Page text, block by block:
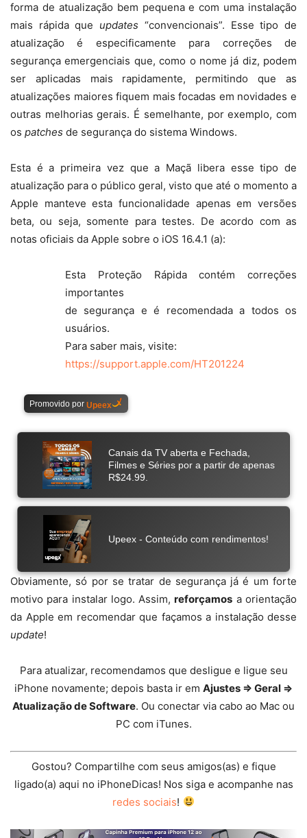
forma de atualização bem pequena e com uma instalação
mais rápida que updates “convencionais”. Esse tipo de
atualização é especificamente para correções de
segurança emergenciais que, como o nome já diz, podem
ser aplicadas mais rapidamente, permitindo que as
atualizações maiores fiquem mais focadas em novidades e
outras melhorias gerais. É semelhante, por exemplo, com
os patches de segurança do sistema Windows.
Esta é a primeira vez que a Maçã libera esse tipo de
atualização para o público geral, visto que até o momento a
Apple manteve esta funcionalidade apenas em versões
beta, ou seja, somente para testes. De acordo com as
notas oficiais da Apple sobre o iOS 16.4.1 (a):
Esta Proteção Rápida contém correções
importantes
de segurança e é recomendada a todos os
usuários.
Para saber mais, visite:
https://support.apple.com/HT201224
Obviamente, só por se tratar de segurança já é um forte
motivo para instalar logo. Assim,reforçamos a orientação
da Apple em recomendar que façamos a instalação desse
update!
Para atualizar, recomendamos que desligue e ligue seu
iPhone novamente; depois basta ir em Ajustes ⇒ Geral ⇒
Atualização de Software. Ou conectar via cabo ao Mac ou
PC com iTunes.
Gostou? Compartilhe com seus amigos(as) e fique
ligado(a) aqui no iPhoneDicas! Nos siga e acompanhe nas
redes sociais!